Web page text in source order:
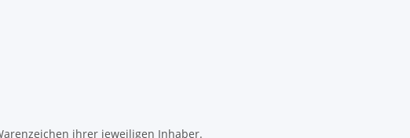
ihrer jeweiligen Inhaber.